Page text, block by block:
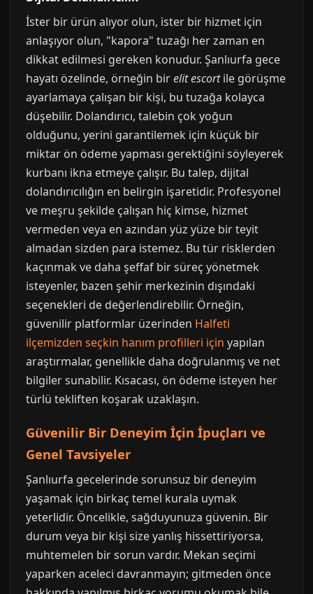
İster bir ürün alıyor olun, ister bir hizmet için
anlaşıyor olun, "kapora" tuzağı her zaman en
dikkat edilmesi gereken konudur. Şanlıurfa gece
hayatı özelinde, örneğin birelit escortile görüşme
ayarlamaya çalışan bir kişi, bu tuzağa kolayca
düşebilir. Dolandırıcı, talebin çok yoğun
olduğunu, yerini garantilemek için küçük bir
miktar ön ödeme yapması gerektiğini söyleyerek
kurbanı ikna etmeye çalışır. Bu talep, dijital
dolandırıcılığın en belirgin işaretidir. Profesyonel
ve meşru şekilde çalışan hiç kimse, hizmet
vermeden veya en azından yüz yüze bir teyit
almadan sizden para istemez. Bu tür risklerden
kaçınmak ve daha şeffaf bir süreç yönetmek
isteyenler, bazen şehir merkezinin dışındaki
seçenekleri de değerlendirebilir. Örneğin,
güvenilir platformlar üzerinden Halfeti
ilçemizden seçkin hanım profilleri için yapılan
araştırmalar, genellikle daha doğrulanmış ve net
bilgiler sunabilir. Kısacası, ön ödeme isteyen her
türlü tekliften koşarak uzaklaşın.
Güvenilir Bir Deneyim İçin İpuçları ve
Genel Tavsiyeler
Şanlıurfa gecelerinde sorunsuz bir deneyim
yaşamak için birkaç temel kurala uymak
yeterlidir. Öncelikle, sağduyunuza güvenin. Bir
durum veya bir kişi size yanlış hissettiriyorsa,
muhtemelen bir sorun vardır. Mekan seçimi
yaparken aceleci davranmayın; gitmeden önce